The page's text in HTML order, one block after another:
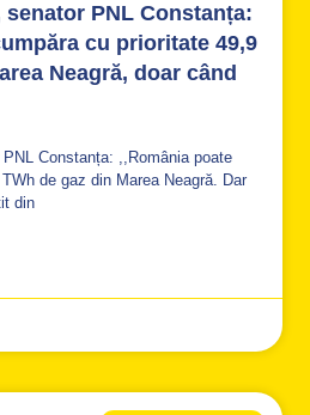
PNL Constanța:
cu prioritate 49,9
Neagră, doar când
Constanța: ,,România poate
de gaz din Marea Neagră. Dar
din